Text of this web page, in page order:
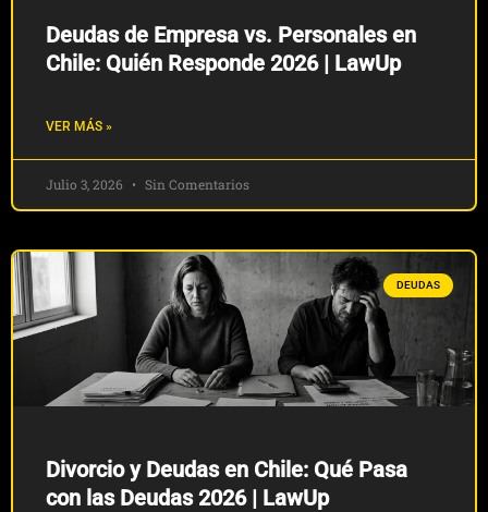
Deudas de Empresa vs. Personales en
Chile: Quién Responde 2026 | LawUp
VER MÁS »
Julio 3, 2026 Sin Comentarios
DEUDAS
Divorcio y Deudas en Chile: Qué Pasa
con las Deudas 2026 | LawUp